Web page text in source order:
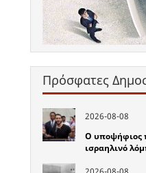
Πρόσφατες
2026-08-08
Ο υποψήφιος
ισραηλινό